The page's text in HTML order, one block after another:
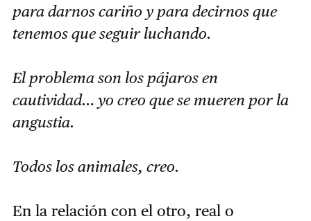
para darnos cariño y para decirnos que
tenemos que seguir luchando.
El problema son los pájaros en
cautividad… yo creo que se mueren por la
angustia.
Todos los animales, creo.
En la relación con el otro, real o